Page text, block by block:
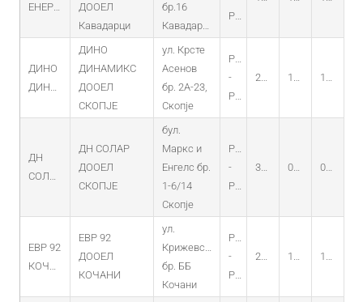
ЕНЕРГИЈА
ДООЕЛ
Кавадарци
бр.16
Кавадарци
PV
ДИНО
ДИНАМИКС
ДИНО
ДИНАМИКС
ДООЕЛ
СКОПЈЕ
ул. Крсте
Асенов
бр. 2А-23,
Скопје
PO
-
PV
20.03.2015 13.03.2015 13.03.2030
ДН
СОЛАР
ДН СОЛАР
ДООЕЛ
СКОПЈЕ
бул.
Маркс и
Енгелс бр.
1-6/14
Скопје
PO
-
PV
31.07.2014 09.07.2014 09.07.2029
ЕВР 92
КОЧАНИ
ЕВР 92
ДООЕЛ
КОЧАНИ
ул.
Крижевска
бр. ББ
Кочани
PO
-
PV
22.11.2012 13.11.2012 13.11.2027